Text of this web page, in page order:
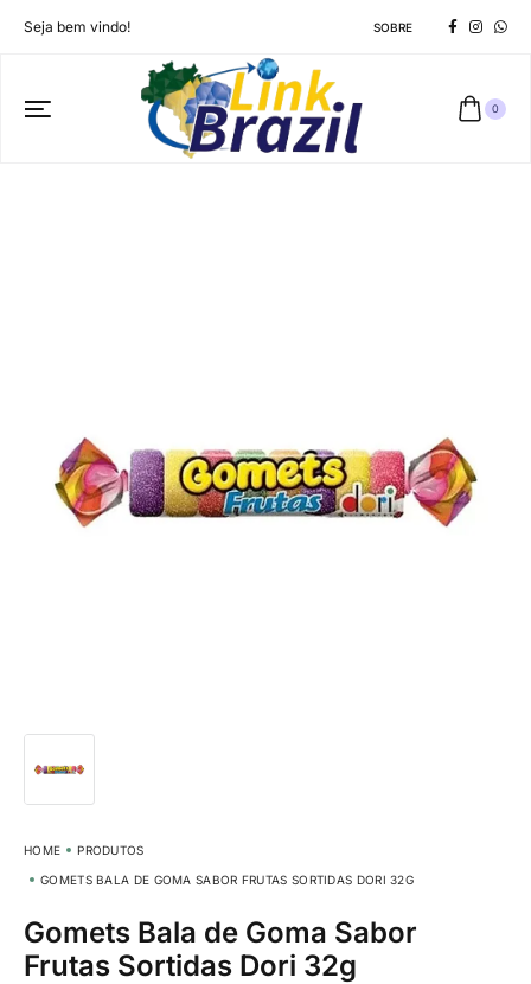
Seja bem vindo! SOBRE
0
HOME PRODUTOS
GOMETS BALA DE GOMA SABOR FRUTAS SORTIDAS DORI 32G
Gomets Bala de Goma Sabor
Frutas Sortidas Dori 32g